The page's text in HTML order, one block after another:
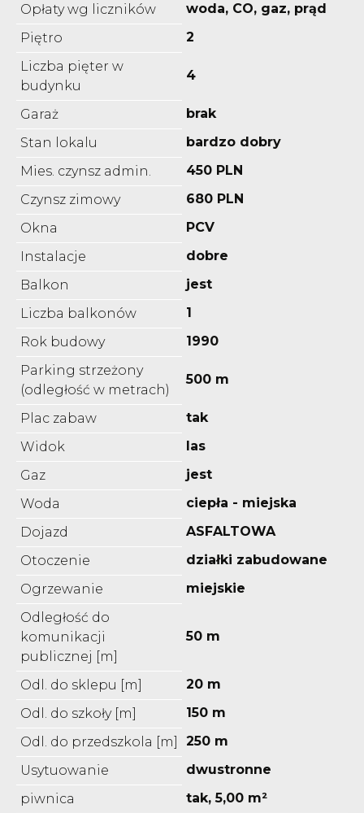
Opłaty wg liczników
woda, CO, gaz, prąd
Piętro
2
Liczba pięter w
budynku
4
Garaż
brak
Stan lokalu
bardzo dobry
Mies. czynsz admin.
450 PLN
Czynsz zimowy
680 PLN
Okna
PCV
Instalacje
dobre
Balkon
jest
Liczba balkonów
1
Rok budowy
1990
Parking strzeżony
(odległość w metrach)
500 m
Plac zabaw
tak
Widok
las
Gaz
jest
Woda
ciepła - miejska
Dojazd
ASFALTOWA
Otoczenie
działki zabudowane
Ogrzewanie
miejskie
Odległość do
komunikacji
publicznej [m]
50 m
Odl. do sklepu [m]
20 m
Odl. do szkoły [m]
150 m
Odl. do przedszkola [m]
250 m
Usytuowanie
dwustronne
piwnica
tak, 5,00 m²